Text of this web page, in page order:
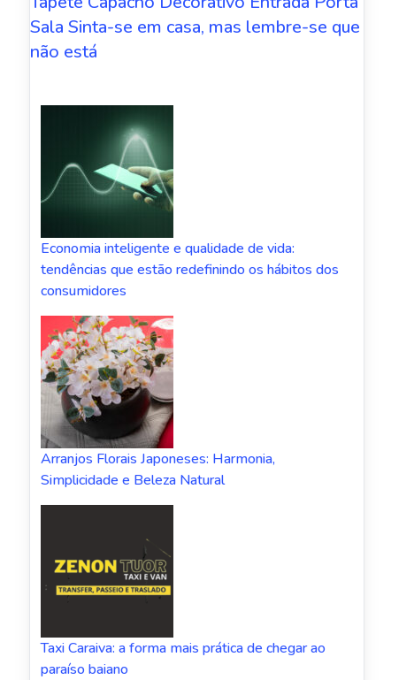
Sala Sinta-se em casa, mas lembre-se que
não está
Economia inteligente e qualidade de vida:
tendências que estão redefinindo os hábitos dos
consumidores
Arranjos Florais Japoneses: Harmonia,
Simplicidade e Beleza Natural
Taxi Caraiva: a forma mais prática de chegar ao
paraíso baiano